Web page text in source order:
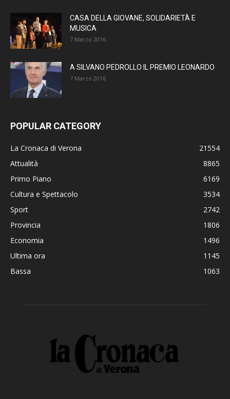
CASA DELLA GIOVANE, SOLIDARIETÀ E
MUSICA
7 Marzo 2016
A SILVANO PEDROLLO IL PREMIO LEONARDO
7 Marzo 2016
POPULAR CATEGORY
La Cronaca di Verona
21554
Attualità
8865
Primo Piano
6169
Cultura e Spettacolo
3534
Sport
2742
Provincia
1806
Economia
1496
Ultima ora
1145
Bassa
1063